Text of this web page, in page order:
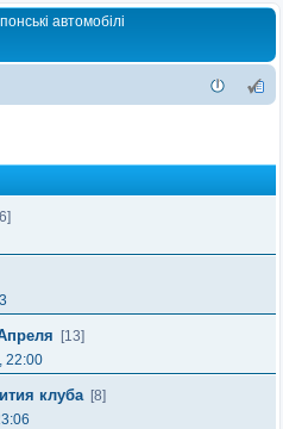
автомобілі
[13]
22:00
клуба [8]